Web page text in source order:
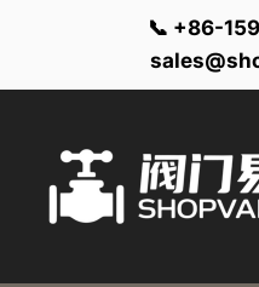
📞 +86-
контенту